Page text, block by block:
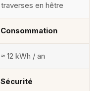
traverses en hêtre
Consommation
≈ 12 kWh / an
Sécurité